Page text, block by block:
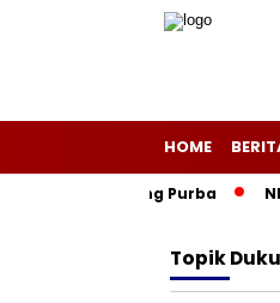
HOME
Layang-Layang Purba
Topik